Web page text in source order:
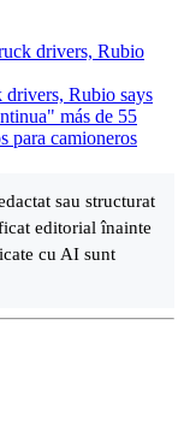
drivers, Rubio
drivers, Rubio says
más de 55
para camioneros
sau structurat
editorial înainte
cu AI sunt